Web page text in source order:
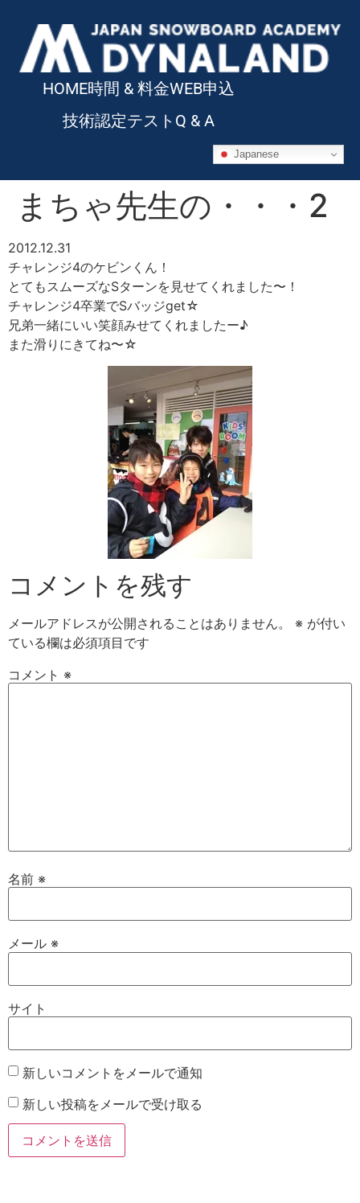
HOME時間 & 料金WEB申込
技術認定テスト Q & A
Japanese
まちゃ先生の・・・2
2012.12.31
チャレンジ4のケビンくん！
とてもスムーズなSターンを見せてくれました〜！
チャレンジ4卒業でSバッジget☆
兄弟一緒にいい笑顔みせてくれましたー♪
また滑りにきてね〜☆
コメントを残す
メールアドレスが公開されることはありません。 ※ が付い
ている欄は必須項目です
コメント ※
名前 ※
メール ※
サイト
新しいコメントをメールで通知
新しい投稿をメールで受け取る